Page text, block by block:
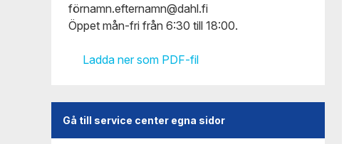
förnamn.efternamn@dahl.fi
Öppet mån-fri från 6:30 till 18:00.
Ladda ner som PDF-fil
Gå till service center egna sidor